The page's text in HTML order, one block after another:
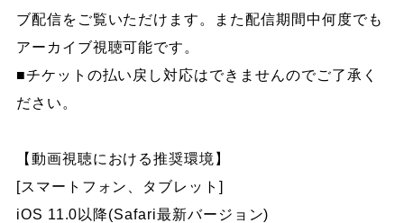
ブ配信をご覧いただけます。また配信期間中何度でも
アーカイブ視聴可能です。
■チケットの払い戻し対応はできませんのでご了承く
ださい。
【動画視聴における推奨環境】
[スマートフォン、タブレット]
iOS 11.0以降(Safari最新バージョン)